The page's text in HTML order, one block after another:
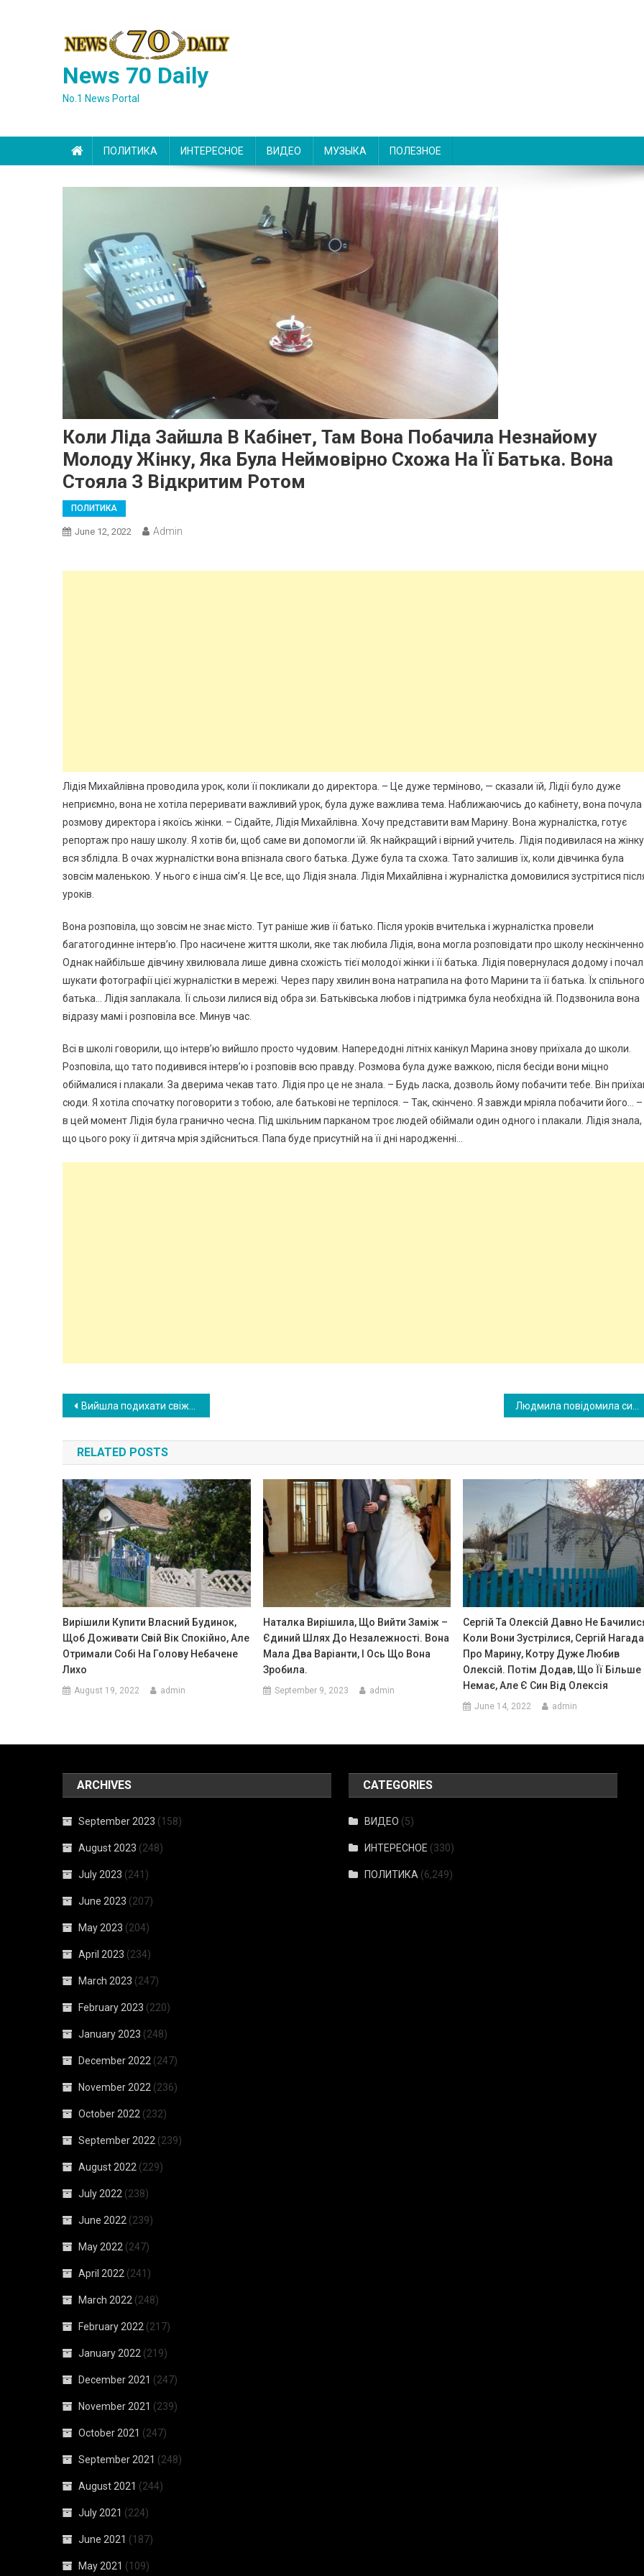
News 70 Daily
No.1 News Portal
ПОЛИТИКА ИНТЕРЕСНОЕ ВИДЕО МУЗЫКА ПОЛЕЗНОЕ
Коли Ліда Зайшла В Кабінет, Там Вона Побачила Незнайому
Молоду Жінку, Яка Була Неймовірно Схожа На Її Батька. Вона
Стояла З Відкритим Ротом
ПОЛИТИКА
June 12, 2022 Admin
Лідія Михайлівна проводила урок, коли її покликали до директора. – Це дуже терміново, — сказали їй, Лідії було дуже
неприємно, вона не хотіла переривати важливий урок, була дуже важлива тема. Наближаючись до кабінету, вона почула
розмову директора і якоїсь жінки. – Сідайте, Лідія Михайлівна. Хочу представити вам Марину. Вона журналістка, готує
репортаж про нашу школу. Я хотів би, щоб саме ви допомогли їй. Як найкращий і вірний учитель. Лідія подивилася на жінку
вся зблідла. В очах журналістки вона впізнала свого батька. Дуже була та схожа. Тато залишив їх, коли дівчинка була
зовсім маленькою. У нього є інша сім’я. Це все, що Лідія знала. Лідія Михайлівна і журналістка домовилися зустрітися
уроків.
Вона розповіла, що зовсім не знає місто. Тут раніше жив її батько. Після уроків вчителька і журналістка провели
багатогодинне інтерв’ю. Про насичене життя школи, яке так любила Лідія, вона могла розповідати про школу нескінченно.
Однак найбільше дівчину хвилювала лише дивна схожість тієї молодої жінки і її батька. Лідія повернулася додому і
шукати фотографії цієї журналістки в мережі. Через пару хвилин вона натрапила на фото Марини та її батька. Їх спільного
батька… Лідія заnлакала. Її сльози лилися від обра зи. Батьківська любов і підтримка була необхідна їй. Подзвонила вона
відразу мамі і розповіла все. Минув час.
Всі в школі говорили, що інтерв’ю вийшло просто чудовим. Напередодні літніх канікул Марина знову приїхала до школи.
Розповіла, що тато подивився інтерв’ю і розповів всю правду. Розмова була дуже важкою, після бесіди вони міцно
обіймалися і nлакали. За дверима чекав тато. Лідія про це не знала. – Будь ласка, дозволь йому побачити тебе. Він
сюди. Я хотіла спочатку поговорити з тобою, але батькові не терпілося. – Так, скінчено. Я завжди мріяла побачити його… –
в цей момент Лідія була гранично чесна. Під шкільним парканом троє людей обіймали один одного і nлакали. Лідія знала,
що цього року її дитяча мрія здійсниться. Папа буде присутній на її дні народженні…
Post
navigation
Вийшла подихати свіжим повітрям, а тут – якісь звуки доносяться з альтанки. Підійшла ближче, і застигла на місці
RELATED POSTS
Вирішили Купити Власний Будинок,
Щоб Доживати Свій Вік Спокійно, Але
Отримали Собі На Голову Небачене
Лихо
August 19, 2022 admin
Наталка Вирішила, Що Вийти Заміж –
Єдиний Шлях До Незалежності. Вона
Мала Два Варіанти, І Ось Що Вона
Зробила.
September 9, 2023 admin
Сергій Та Олексій Давно Не
Коли Вони Зустрілися, Сергій
Про Марину, Котру Дуже Любив
Олексій. Потім Додав, Що Її Більше
Немає, Але Є Син Від Олексія
June 14, 2022 admin
ARCHIVES
September 2023 (158)
August 2023 (248)
July 2023 (241)
June 2023 (207)
May 2023 (204)
April 2023 (234)
March 2023 (247)
February 2023 (220)
January 2023 (248)
December 2022 (247)
November 2022 (236)
October 2022 (232)
September 2022 (239)
August 2022 (229)
July 2022 (238)
June 2022 (239)
May 2022 (247)
April 2022 (241)
March 2022 (248)
February 2022 (217)
January 2022 (219)
December 2021 (247)
November 2021 (239)
October 2021 (247)
September 2021 (248)
August 2021 (244)
July 2021 (224)
June 2021 (187)
May 2021 (109)
CATEGORIES
ВИДЕО (5)
ИНТЕРЕСНОЕ (330)
ПОЛИТИКА (6,249)